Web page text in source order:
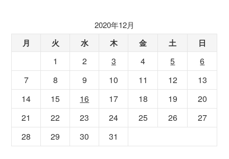
2020年12月
月 火 水 木 金 土 日
1 2 3 4 5
6
7
8 9 10 11 12
13
14
15 16 17 18 19
20
21
22 23 24 25 26
27
28
29 30 31